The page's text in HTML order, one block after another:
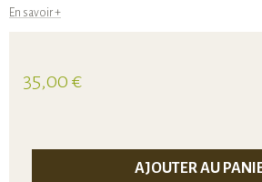
En savoir +
35,00 €
AJOUTER AU